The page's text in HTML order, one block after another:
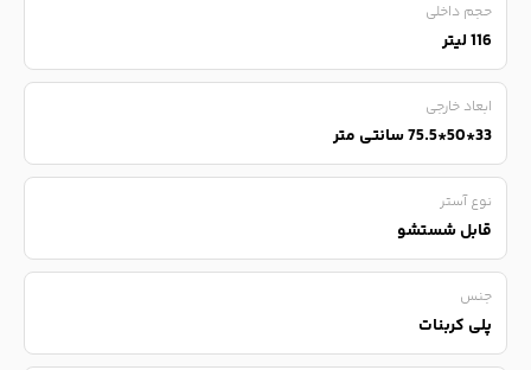
حجم داخلی
116 لیتر
ابعاد خارجی
33*50*75.5 سانتی متر
نوع آستر
قابل شستشو
جنس
پلی کربنات